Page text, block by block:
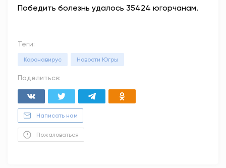
Победить болезнь удалось 35424 югорчанам.
Теги:
Коронавирус Новости Югры
Поделиться:
Написать нам
Пожаловаться